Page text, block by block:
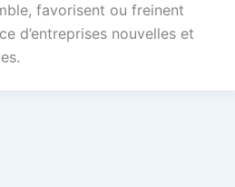
favorisent ou freinent
d’entreprises nouvelles et